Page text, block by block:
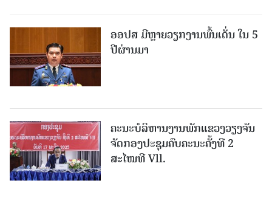
ອອປສ ມີຫຼາຍວຽກງານພົ້ນເດັ່ນ ໃນ 5
ປີຜ່ານມາ
ຄະນະບໍລິຫານງານພັກແຂວງວຽງຈັນ
ຈັດກອງປະຊຸມຄົບຄະນະຄັ້ງທີ 2
ສະໄໝທີ Vll.